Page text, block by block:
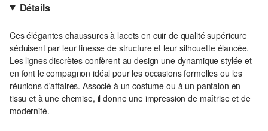
Détails
Ces élégantes chaussures à lacets en cuir de qualité supérieure
séduisent par leur finesse de structure et leur silhouette élancée.
Les lignes discrètes confèrent au design une dynamique stylée et
en font le compagnon idéal pour les occasions formelles ou les
réunions d'affaires. Associé à un costume ou à un pantalon en
tissu et à une chemise, il donne une impression de maîtrise et de
modernité.